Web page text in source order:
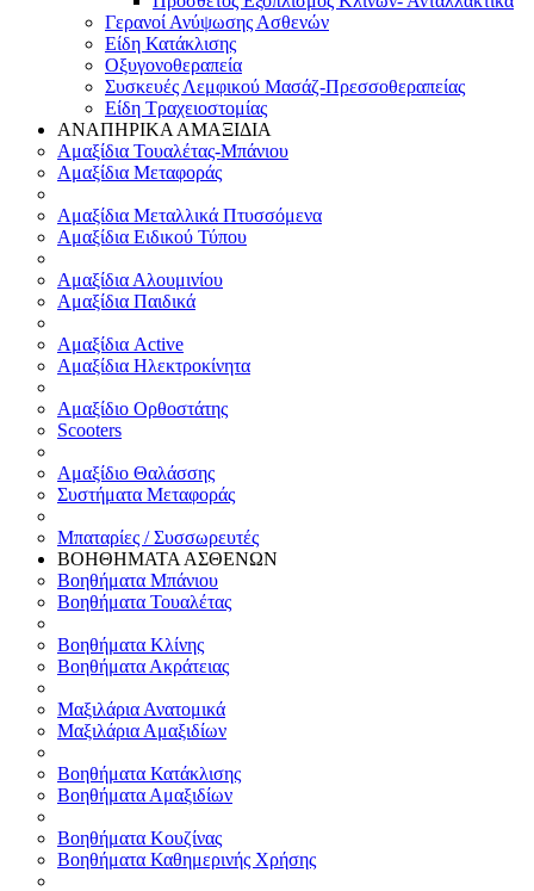
Γερανοί Ανύψωσης Ασθενών
Είδη Κατάκλισης
Οξυγονοθεραπεία
Συσκευές Λεμφικού Μασάζ-Πρεσσοθεραπείας
Είδη Τραχειοστομίας
ΑΝΑΠΗΡΙΚΑ ΑΜΑΞΙΔΙΑ
Αμαξίδια Τουαλέτας-Μπάνιου
Αμαξίδια Μεταφοράς
Αμαξίδια Μεταλλικά Πτυσσόμενα
Αμαξίδια Ειδικού Τύπου
Αμαξίδια Αλουμινίου
Αμαξίδια Παιδικά
Αμαξίδια Active
Αμαξίδια Ηλεκτροκίνητα
Αμαξίδιο Ορθοστάτης
Scooters
Αμαξίδιο Θαλάσσης
Συστήματα Μεταφοράς
Μπαταρίες / Συσσωρευτές
ΒΟΗΘΗΜΑΤΑ ΑΣΘΕΝΩΝ
Βοηθήματα Μπάνιου
Βοηθήματα Τουαλέτας
Βοηθήματα Κλίνης
Βοηθήματα Ακράτειας
Μαξιλάρια Ανατομικά
Μαξιλάρια Αμαξιδίων
Βοηθήματα Κατάκλισης
Βοηθήματα Αμαξιδίων
Βοηθήματα Κουζίνας
Βοηθήματα Καθημερινής Χρήσης